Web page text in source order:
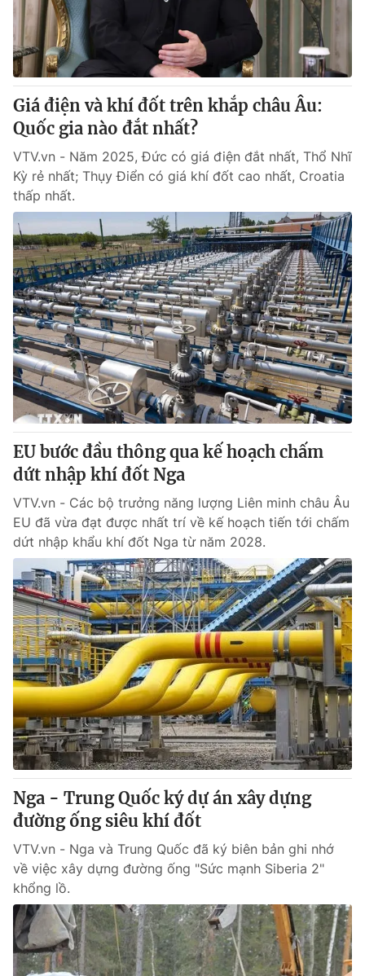
Giá điện và khí đốt trên khắp châu Âu:
Quốc gia nào đắt nhất?
VTV.vn - Năm 2025, Đức có giá điện đắt nhất, Thổ Nhĩ
Kỳ rẻ nhất; Thụy Điển có giá khí đốt cao nhất, Croatia
thấp nhất.
EU bước đầu thông qua kế hoạch chấm
dứt nhập khí đốt Nga
VTV.vn - Các bộ trưởng năng lượng Liên minh châu Âu
EU đã vừa đạt được nhất trí về kế hoạch tiến tới chấm
dứt nhập khẩu khí đốt Nga từ năm 2028.
Nga - Trung Quốc ký dự án xây dựng
đường ống siêu khí đốt
VTV.vn - Nga và Trung Quốc đã ký biên bản ghi nhớ
về việc xây dựng đường ống "Sức mạnh Siberia 2"
khổng lồ.